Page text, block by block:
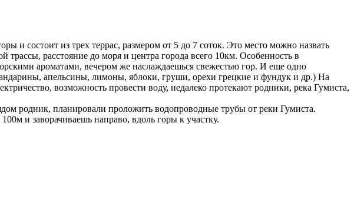
и состоит из трех террас, размером от 5 до 7 соток. Это место можно назвать
трассы, расстояние до моря и центра города всего 10км. Особенность в
ароматами, вечером же наслаждаешься свежестью гор. И еще одно
апельсины, лимоны, яблоки, груши, орехи грецкие и фундук и др.) На
возможность провести воду, недалеко протекают родники, река Гумиста,
родник, планировали проложить водопроводные трубы от реки Гумиста.
и заворачиваешь направо, вдоль горы к участку.